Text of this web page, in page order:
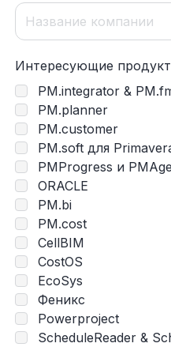
Интересующие
PM.integrator &
PM.planner
PM.customer
PM.soft для
PMProgress и
ORACLE
PM.bi
PM.cost
CellBIM
CostOS
EcoSys
Феникс
Powerproject
ScheduleReader &